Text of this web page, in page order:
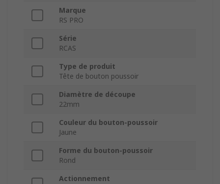
Marque
RS PRO
Série
RCAS
Type de produit
Tête de bouton poussoir
Diamètre de découpe
22mm
Couleur du bouton-poussoir
Jaune
Forme du bouton-poussoir
Rond
Actionnement